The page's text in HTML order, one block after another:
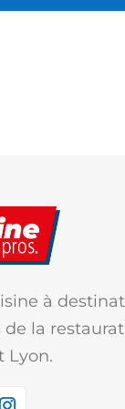
à
de la
Lyon.